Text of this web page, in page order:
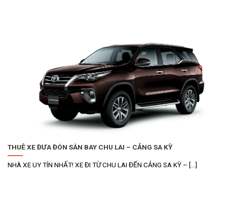
THUÊ XE ĐƯA ĐÓN SÂN BAY CHU LAI – CẢNG SA KỲ
NHÀ XE UY TÍN NHẤT! XE ĐI TỪ CHU LAI ĐẾN CẢNG SA KỲ – [...]